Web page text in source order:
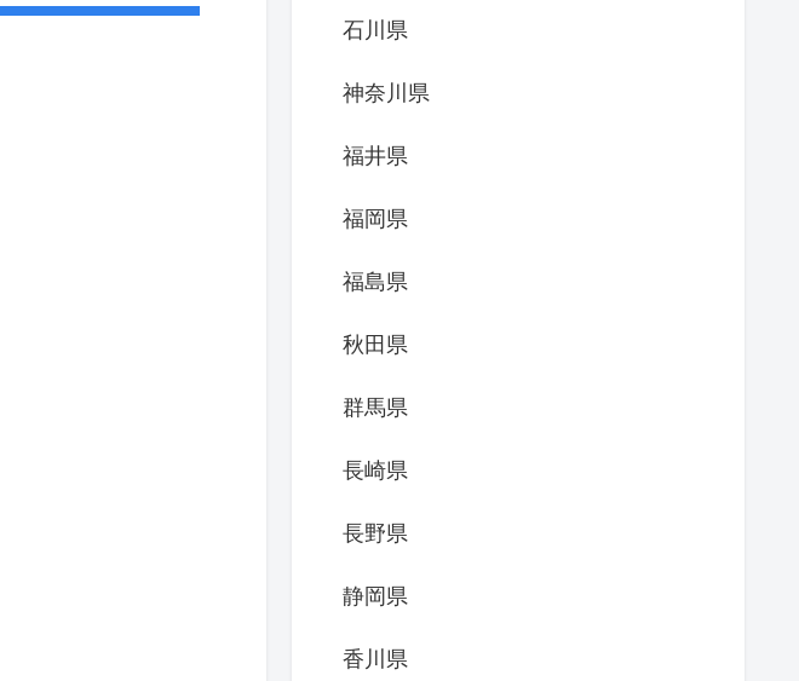
石川県
神奈川県
福井県
福岡県
福島県
秋田県
群馬県
長崎県
長野県
静岡県
香川県